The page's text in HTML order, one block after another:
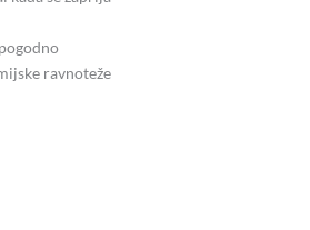
ravnoteže